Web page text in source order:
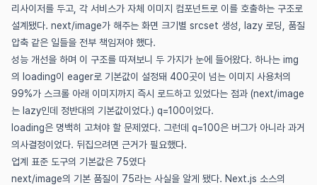
리사이저를 두고, 각 서비스가 자체 이미지 컴포넌트로 이를 호출하는 구조로
설계됐다. next/image가 해주는 화면 크기별 srcset 생성, lazy 로딩, 품질
압축 같은 일들을 전부 책임져야 했다.
성능 개선을 하며 이 구조를 따져보니 두 가지가 눈에 들어왔다. 하나는 img
의 loading이 eager로 기본값이 설정돼 400곳이 넘는 이미지 사용처의
99%가 스크롤 아래 이미지까지 즉시 로드하고 있었다는 점과 (next/image
는 lazy인데 정반대의 기본값이었다.) q=100이었다.
loading은 명백히 고쳐야 할 문제였다. 그런데 q=100은 버그가 아니라 과거
의사결정이었다. 뒤집으려면 근거가 필요했다.
업계 표준 도구의 기본값은 75였다
next/image의 기본 품질이 75라는 사실을 알게 됐다. Next.js 소스의